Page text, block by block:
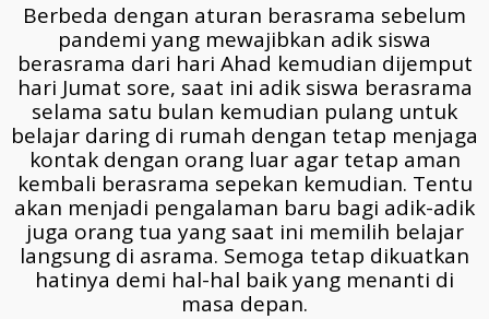
Berbeda dengan aturan berasrama sebelum
pandemi yang mewajibkan adik siswa
berasrama dari hari Ahad kemudian dijemput
hari Jumat sore, saat ini adik siswa berasrama
selama satu bulan kemudian pulang untuk
belajar daring di rumah dengan tetap menjaga
kontak dengan orang luar agar tetap aman
kembali berasrama sepekan kemudian. Tentu
akan menjadi pengalaman baru bagi adik-adik
juga orang tua yang saat ini memilih belajar
langsung di asrama. Semoga tetap dikuatkan
hatinya demi hal-hal baik yang menanti di
masa depan.